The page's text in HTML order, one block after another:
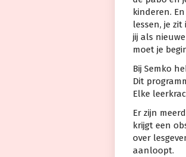
kinderen.
lessen, je
jij als
moet je
Bij Semko
Dit
Elke
Er zijn
krijgt een
over
aanloopt.